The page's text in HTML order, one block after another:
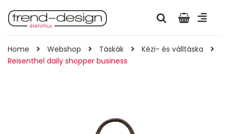
Home Webshop Táskák
Kézi- és válltáska
Reisenthel daily shopper business